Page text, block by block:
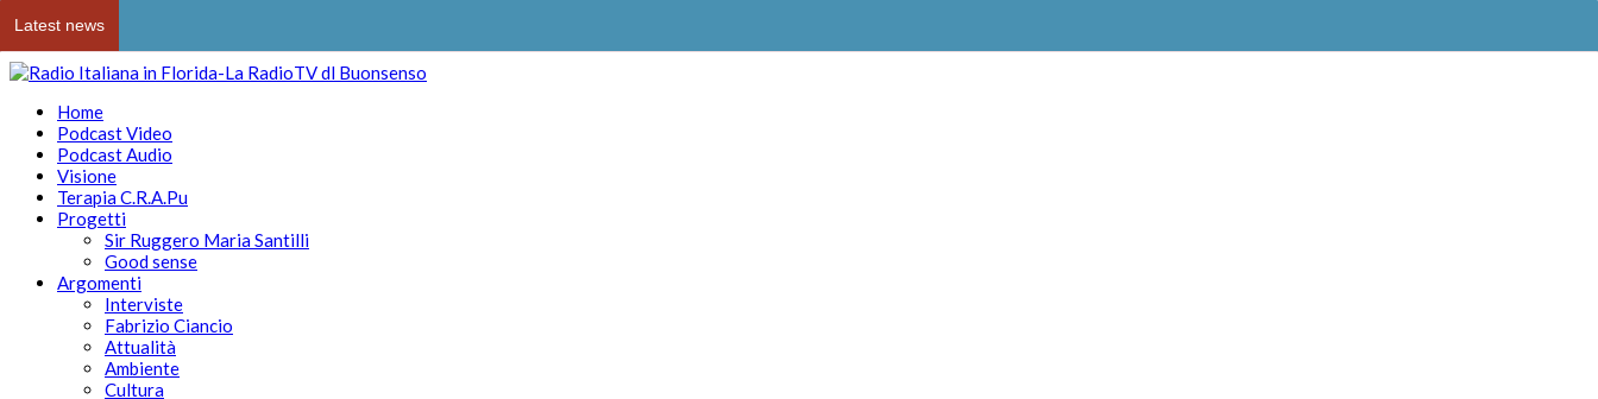
Latest news
Home
Podcast Video
Podcast Audio
Visione
Terapia C.R.A.Pu
Progetti
Sir Ruggero Maria Santilli
Good sense
Argomenti
Interviste
Fabrizio Ciancio
Attualità
Ambiente
Cultura